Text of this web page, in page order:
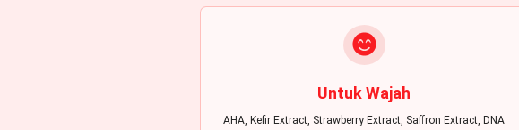
Untuk Wajah
AHA, Keﬁr Extract, Strawberry Extract, Saﬀron Extract, DNA